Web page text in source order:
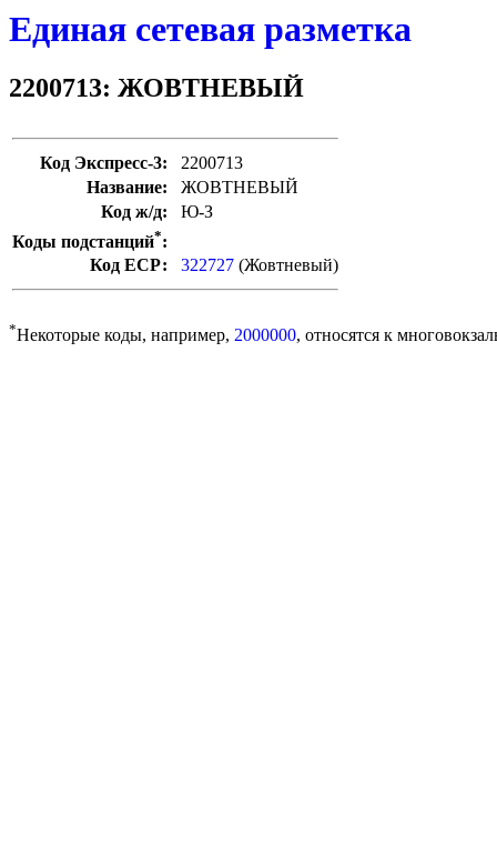
Единая сетевая разметка
2200713: ЖОВТНЕВЫЙ
Код Экспресс-3:
2200713
Название:
ЖОВТНЕВЫЙ
Код ж/д:
Ю-З
Коды подстанций*:
Код ЕСР:
322727 (Жовтневый)
*Некоторые коды, например, 2000000, относятся к